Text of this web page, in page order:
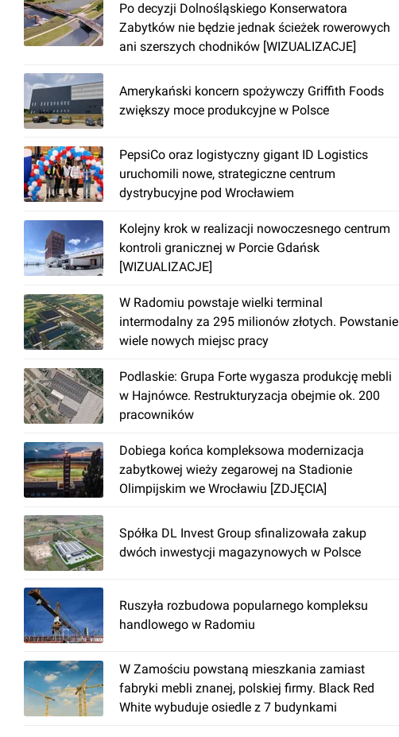
Po decyzji Dolnośląskiego Konserwatora
Zabytków nie będzie jednak ścieżek rowerowych
ani szerszych chodników [WIZUALIZACJE]
Amerykański koncern spożywczy Griffith Foods
zwiększy moce produkcyjne w Polsce
PepsiCo oraz logistyczny gigant ID Logistics
uruchomili nowe, strategiczne centrum
dystrybucyjne pod Wrocławiem
Kolejny krok w realizacji nowoczesnego centrum
kontroli granicznej w Porcie Gdańsk
[WIZUALIZACJE]
W Radomiu powstaje wielki terminal
intermodalny za 295 milionów złotych. Powstanie
wiele nowych miejsc pracy
Podlaskie: Grupa Forte wygasza produkcję mebli
w Hajnówce. Restrukturyzacja obejmie ok. 200
pracowników
Dobiega końca kompleksowa modernizacja
zabytkowej wieży zegarowej na Stadionie
Olimpijskim we Wrocławiu [ZDJĘCIA]
Spółka DL Invest Group sfinalizowała zakup
dwóch inwestycji magazynowych w Polsce
Ruszyła rozbudowa popularnego kompleksu
handlowego w Radomiu
W Zamościu powstaną mieszkania zamiast
fabryki mebli znanej, polskiej firmy. Black Red
White wybuduje osiedle z 7 budynkami